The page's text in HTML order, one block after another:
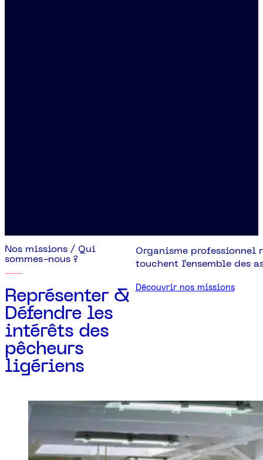
Nos missions / Qui
sommes-nous ?
Représenter &
Défendre les
intérêts des
pêcheurs
ligériens
Organisme professionnel
touchent l’ensemble des
Découvrir nos missions